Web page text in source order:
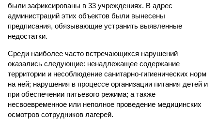
были зафиксированы в 33 учреждениях. В адрес
администраций этих объектов были вынесены
предписания, обязывающие устранить выявленные
недостатки.
Среди наиболее часто встречающихся нарушений
оказались следующие: ненадлежащее содержание
территории и несоблюдение санитарно-гигиенических норм
на ней; нарушения в процессе организации питания детей и
при обеспечении питьевого режима; а также
несвоевременное или неполное проведение медицинских
осмотров сотрудников лагерей.